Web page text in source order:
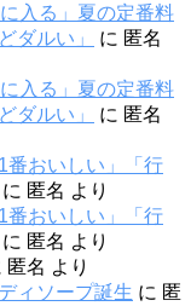
入る」夏の定番料
ダルい」
に 匿名
入る」夏の定番料
ダルい」
に 匿名
番おいしい」「行
に 匿名 より
番おいしい」「行
に 匿名 より
匿名 より
ィソープ誕生 に 匿